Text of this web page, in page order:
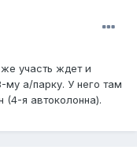
участь ждет и
а/парку. У него там
(4-я автоколонна).